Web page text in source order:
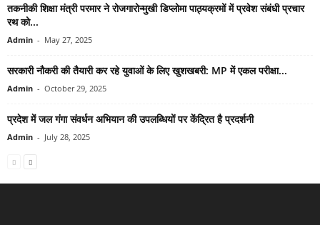
तकनीकी शिक्षा मंत्री परमार ने रोजगारोन्मुखी डिप्‍लोमा पाठ्यक्रमों में प्रवेश संबंधी प्रचार
रथ को...
Admin - May 27, 2025
सरकारी नौकरी की तैयारी कर रहे युवाओं के लिए खुशखबरी: MP में एकल परीक्षा...
Admin - October 29, 2025
प्रदेश में जल गंगा संवर्धन अभियान की उपलब्धियों पर केंद्रित है प्रदर्शनी
Admin - July 28, 2025